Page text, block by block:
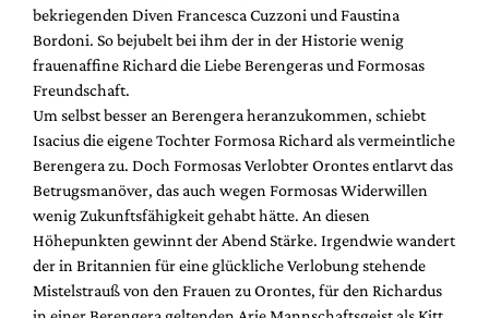
bekriegenden Diven Francesca Cuzzoni und Faustina
Bordoni. So bejubelt bei ihm der in der Historie wenig
frauenaffine Richard die Liebe Berengeras und Formosas
Freundschaft.
Um selbst besser an Berengera heranzukommen, schiebt
Isacius die eigene Tochter Formosa Richard als vermeintliche
Berengera zu. Doch Formosas Verlobter Orontes entlarvt das
Betrugsmanöver, das auch wegen Formosas Widerwillen
wenig Zukunftsfähigkeit gehabt hätte. An diesen
Höhepunkten gewinnt der Abend Stärke. Irgendwie wandert
der in Britannien für eine glückliche Verlobung stehende
Mistelstrauß von den Frauen zu Orontes, für den Richardus